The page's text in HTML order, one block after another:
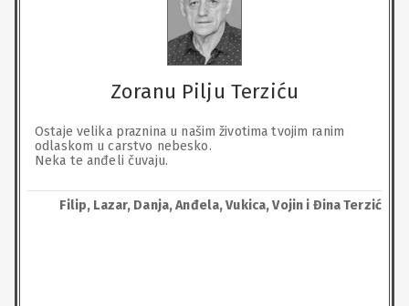
Zoranu Pilju Terziću
Ostaje velika praznina u našim životima tvojim ranim
odlaskom u carstvo nebesko.
Neka te anđeli čuvaju.
Filip, Lazar, Danja, Anđela, Vukica, Vojin i Đina Terzić